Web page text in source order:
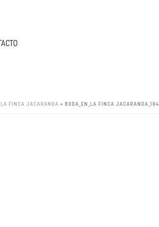
FINCA JACARANDA » BODA_EN_LA FINCA JACARANDA_104